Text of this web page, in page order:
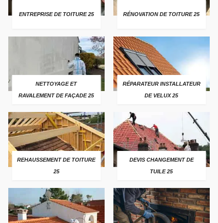
ENTREPRISE DE TOITURE 25 RÉNOVATION DE TOITURE 25
NETTOYAGE ET
RAVALEMENT DE FAÇADE 25
RÉPARATEUR INSTALLATEUR
DE VELUX 25
REHAUSSEMENT DE TOITURE
25
DEVIS CHANGEMENT DE
TUILE 25